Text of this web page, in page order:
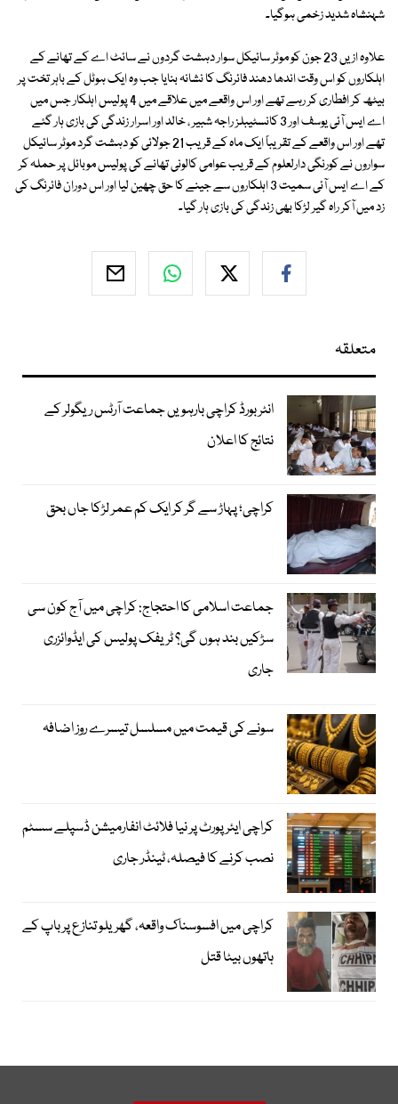
شہنشاہ شدید زخمی ہوگیا۔
علاوہ ازیں 23 جون کو موٹر سائیکل سوار دہشت گردوں نے سائٹ اے کے تھانے کے
اہلکاروں کو اس وقت اندھا دھند فائرنگ کا نشانہ بنایا جب وہ ایک ہوٹل کے باہر تخت پر
بیٹھ کر افطاری کر رہے تھے اور اس واقعے میں علاقے میں 4 پولیس اہلکار جس میں
اے ایس آئی یوسف اور 3 کانسٹیبلز راجہ شبیر ، خالد اور اسرار زندگی کی بازی ہار گئے
تھے اور اس واقعے کے تقریباً ایک ماہ کے قریب 21 جولائی کو دہشت گرد موٹر سائیکل
سواروں نے کورنگی دارلعلوم کے قریب عوامی کالونی تھانے کی پولیس موبائل پر حملہ کر
کے اے ایس آئی سمیت 3 اہلکاروں سے جینے کا حق چھین لیا اور اس دوران فائرنگ کی
زد میں آکر راہ گیر لڑکا بھی زندگی کی بازی ہار گیا۔
متعلقہ
انٹر بورڈ کراچی بارہویں جماعت آرٹس ریگولر کے
نتائج کا اعلان
کراچی؛ پہاڑ سے گر کر ایک کم عمر لڑکا جاں بحق
جماعت اسلامی کا احتجاج: کراچی میں آج کون سی
سڑکیں بند ہوں گی؟ ٹریفک پولیس کی ایڈوائزری
جاری
سونے کی قیمت میں مسلسل تیسرے روز اضافہ
کراچی ایئرپورٹ پر نیا فلائٹ انفارمیشن ڈسپلے سسٹم
نصب کرنے کا فیصلہ، ٹینڈر جاری
کراچی میں افسوسناک واقعہ، گھریلو تنازع پر باپ کے
ہاتھوں بیٹا قتل